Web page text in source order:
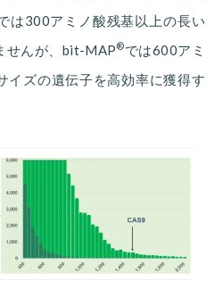
は300アミノ酸残基以上の長い
せんが、bit-MAP®では600アミ
イズの遺伝子を高効率に獲得す